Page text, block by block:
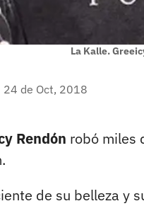
La Kalle.
24 de Oct, 2018
Rendón robó miles
de su belleza y